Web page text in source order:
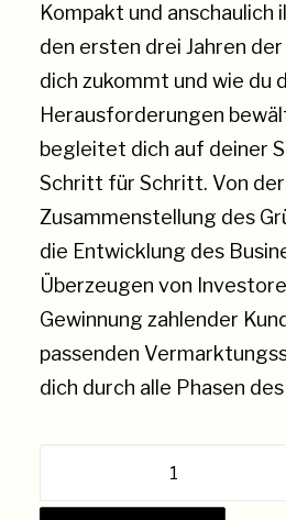
Kompakt und anschaulich
den ersten drei Jahren
dich zukommt und wie du
Herausforderungen
begleitet dich auf deiner
Schritt für Schritt. Von der
Zusammenstellung des
die Entwicklung des
Überzeugen von
Gewinnung zahlender
passenden
dich durch alle Phasen